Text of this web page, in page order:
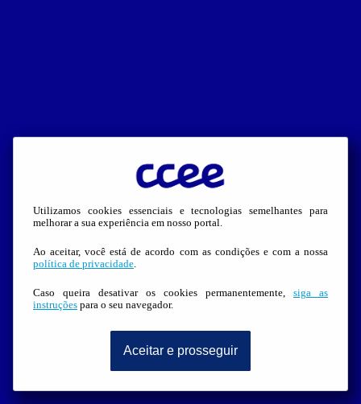
Utilizamos cookies essenciais e tecnologias semelhantes para
melhorar a sua experiência em nosso portal.
Ao aceitar, você está de acordo com as condições e com a nossa
política de privacidade.
Caso queira desativar os cookies permanentemente, siga as
instruções para o seu navegador.
Aceitar e prosseguir